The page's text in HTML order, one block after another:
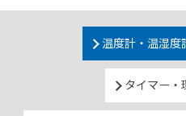
温度計・温湿度
タイマー・